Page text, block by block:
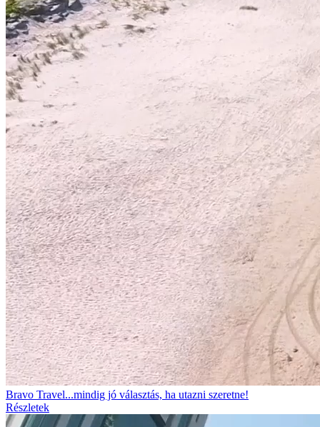
Bravo Travel...mindig jó választás, ha utazni szeretne!
Részletek